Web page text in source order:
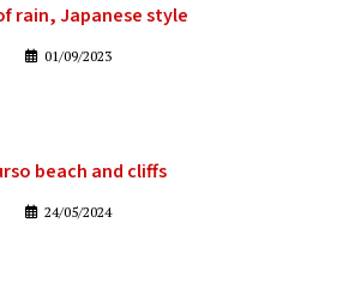
rain, Japanese style
01/09/2023
beach and cliffs
24/05/2024